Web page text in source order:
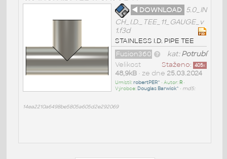
◄ DOWNLOAD 5.0_IN
CH_I.D._TEE_11_GAUGE_v
1.f3d
STAINLESS I.D. PIPE TEE
kat:Potrubí
Fusion360
Staženo: 405x
Velikost
48,9kB• ze dne 25.03.2024
Umístil:robertPER^ • Autor: R•
Výrobce: Douglas Barwick^ • md5:
14ea2210a6498be5805a605d2e292069